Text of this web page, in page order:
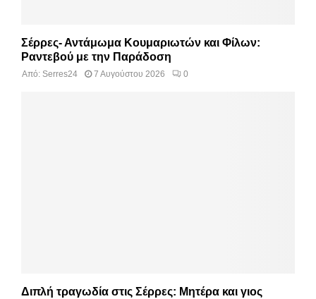
Σέρρες- Αντάμωμα Κουμαριωτών και Φίλων:
Ραντεβού με την Παράδοση
Από: Serres24 7 Αυγούστου 2026 0
Διπλή τραγωδία στις Σέρρες: Μητέρα και γιος